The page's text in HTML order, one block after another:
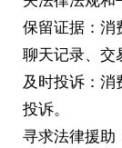
保留证据：消
聊天记录、交
及时投诉：消
投诉。
寻求法律援助